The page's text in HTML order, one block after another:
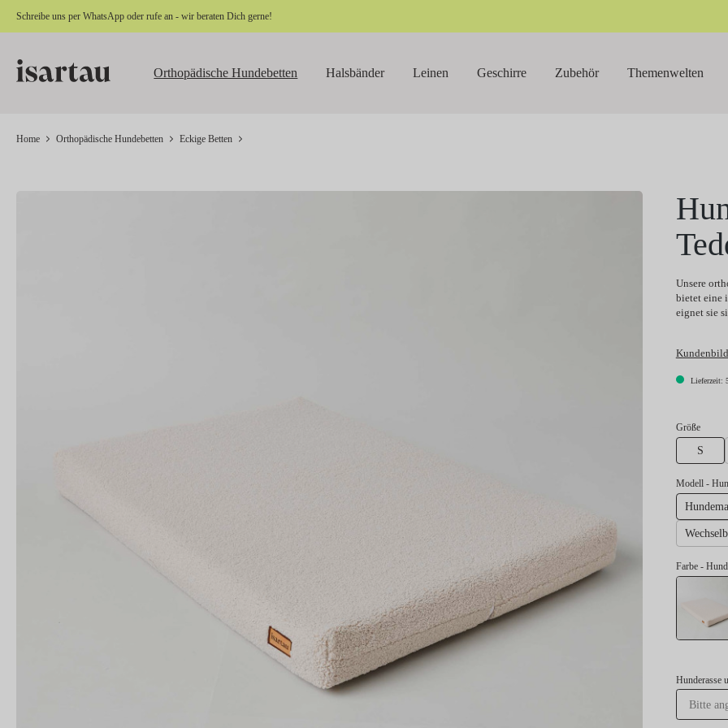
Zur Hauptnavigation springen
Schreibe uns per WhatsApp oder rufe an - wir beraten Dich gerne!
Orthopädische Hundebetten Halsbänder Leinen Geschirre Zubehör Themenwelten
Home Orthopädische Hundebetten Eckige Betten
Unsere
bietet eine
eignet sie
Lieferzeit:
Größe
S
Modell -
Farbe -
Hunderasse